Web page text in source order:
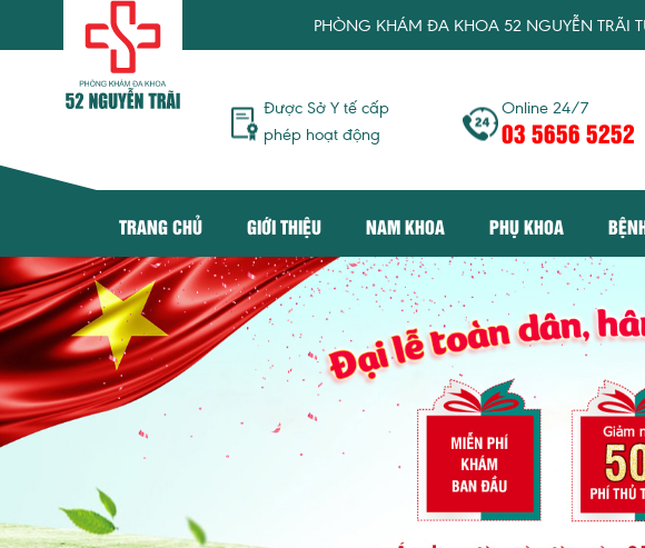
PHÒNG KHÁM ĐA KHOA 52 NGUYỄN TRÃI TỰ
Được Sở Y tế cấp
phép hoạt động
Online 24/7
03 5656 5252
TRANG CHỦ GIỚI THIỆU NAM KHOA PHỤ KHOA